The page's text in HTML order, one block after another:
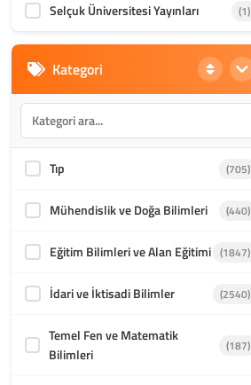
Selçuk Üniversitesi Yayınları (1)
Kategori
Tıp (705)
Mühendislik ve Doğa Bilimleri (440)
Eğitim Bilimleri ve Alan Eğitimi (1847)
İdari ve İktisadi Bilimler (2540)
Temel Fen ve Matematik
Bilimleri
(187)